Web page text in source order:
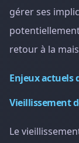
gérer ses
retour à la
Enjeux actuels
Vieillissement
Le